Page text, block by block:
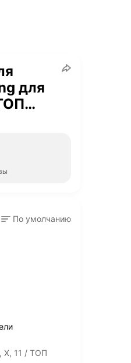
для
По умолчанию
X, 11 / ТОП